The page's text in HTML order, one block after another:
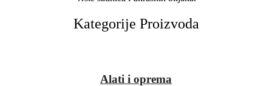
Kategorije Proizvoda
Alati i oprema